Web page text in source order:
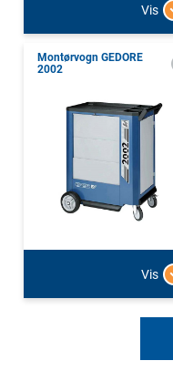
Vis
Montørvogn GEDORE
2002
Vis